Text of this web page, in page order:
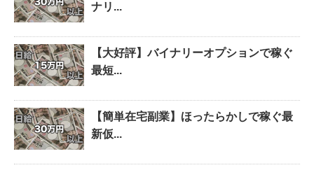
ナリ...
【大好評】バイナリーオプションで稼ぐ
最短...
【簡単在宅副業】ほったらかしで稼ぐ最
新仮...